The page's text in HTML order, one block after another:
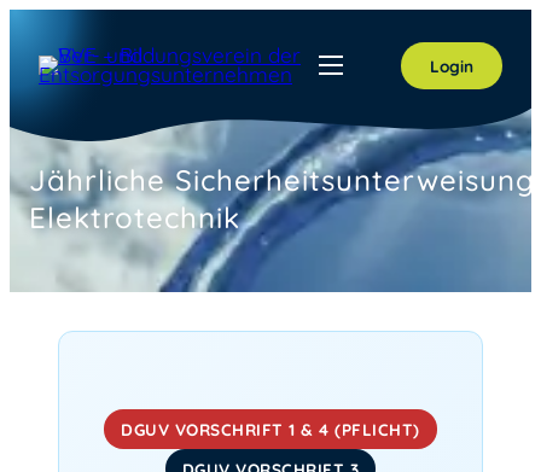
Inhalt
springen
Login
Jährliche Sicherheitsunterweisung
Elektrotechnik
DGUV VORSCHRIFT 1 & 4 (PFLICHT)